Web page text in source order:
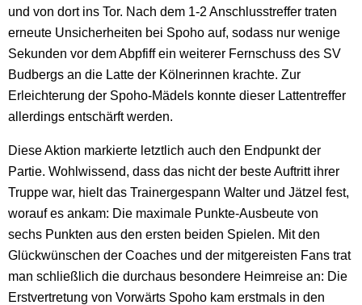
und von dort ins Tor. Nach dem 1-2 Anschlusstreffer traten
erneute Unsicherheiten bei Spoho auf, sodass nur wenige
Sekunden vor dem Abpfiff ein weiterer Fernschuss des SV
Budbergs an die Latte der Kölnerinnen krachte. Zur
Erleichterung der Spoho-Mädels konnte dieser Lattentreffer
allerdings entschärft werden.
Diese Aktion markierte letztlich auch den Endpunkt der
Partie. Wohlwissend, dass das nicht der beste Auftritt ihrer
Truppe war, hielt das Trainergespann Walter und Jätzel fest,
worauf es ankam: Die maximale Punkte-Ausbeute von
sechs Punkten aus den ersten beiden Spielen. Mit den
Glückwünschen der Coaches und der mitgereisten Fans trat
man schließlich die durchaus besondere Heimreise an: Die
Erstvertretung von Vorwärts Spoho kam erstmals in den